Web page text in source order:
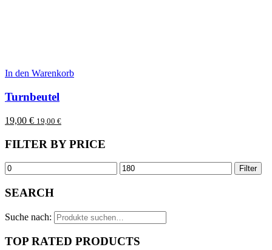
In den Warenkorb
Turnbeutel
19,00 € 19,00 €
FILTER BY PRICE
Filter
SEARCH
Suche nach:
TOP RATED PRODUCTS